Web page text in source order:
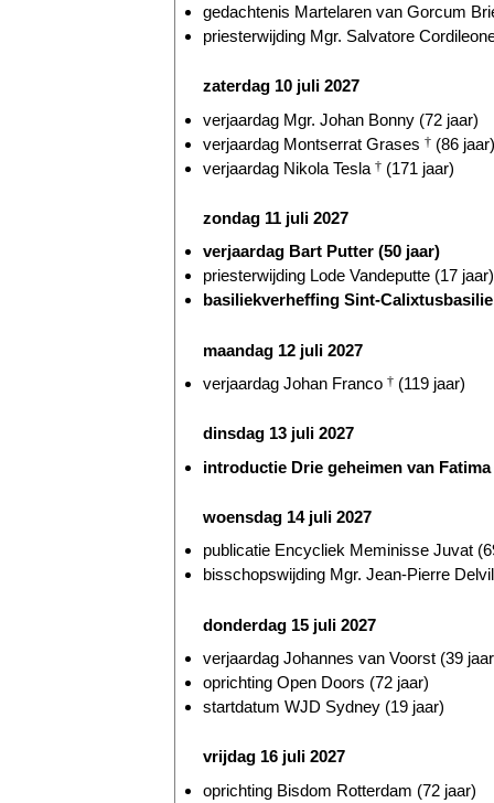
gedachtenis Martelaren van Gorcum
priesterwijding Mgr. Salvatore
zaterdag 10 juli 2027
verjaardag Mgr. Johan Bonny (72 jaar)
verjaardag Montserrat Grases † (86 jaar)
verjaardag Nikola Tesla † (171 jaar)
zondag 11 juli 2027
verjaardag Bart Putter (50 jaar)
priesterwijding Lode Vandeputte (17 jaar)
basiliekverheffing Sint-
maandag 12 juli 2027
verjaardag Johan Franco † (119 jaar)
dinsdag 13 juli 2027
introductie Drie geheimen van Fatima
woensdag 14 juli 2027
publicatie Encycliek Meminisse Juvat
bisschopswijding Mgr. Jean-Pierre
donderdag 15 juli 2027
verjaardag Johannes van Voorst (39
oprichting Open Doors (72 jaar)
startdatum WJD Sydney (19 jaar)
vrijdag 16 juli 2027
oprichting Bisdom Rotterdam (72 jaar)